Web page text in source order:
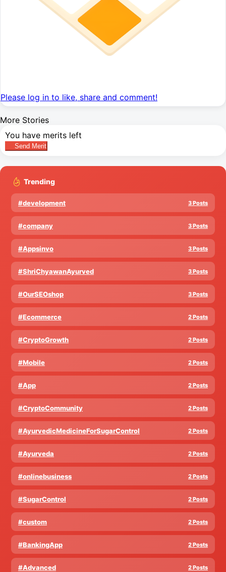
Please log in to like, share and comment!
More Stories
You have merits left
Send Merit
Trending
#development 3 Posts
#company 3 Posts
#Appsinvo 3 Posts
#ShriChyawanAyurved 3 Posts
#OurSEOshop 3 Posts
#Ecommerce 2 Posts
#CryptoGrowth 2 Posts
#Mobile 2 Posts
#App 2 Posts
#CryptoCommunity 2 Posts
#AyurvedicMedicineForSugarControl 2 Posts
#Ayurveda 2 Posts
#onlinebusiness 2 Posts
#SugarControl 2 Posts
#custom 2 Posts
#BankingApp 2 Posts
#Advanced 2 Posts